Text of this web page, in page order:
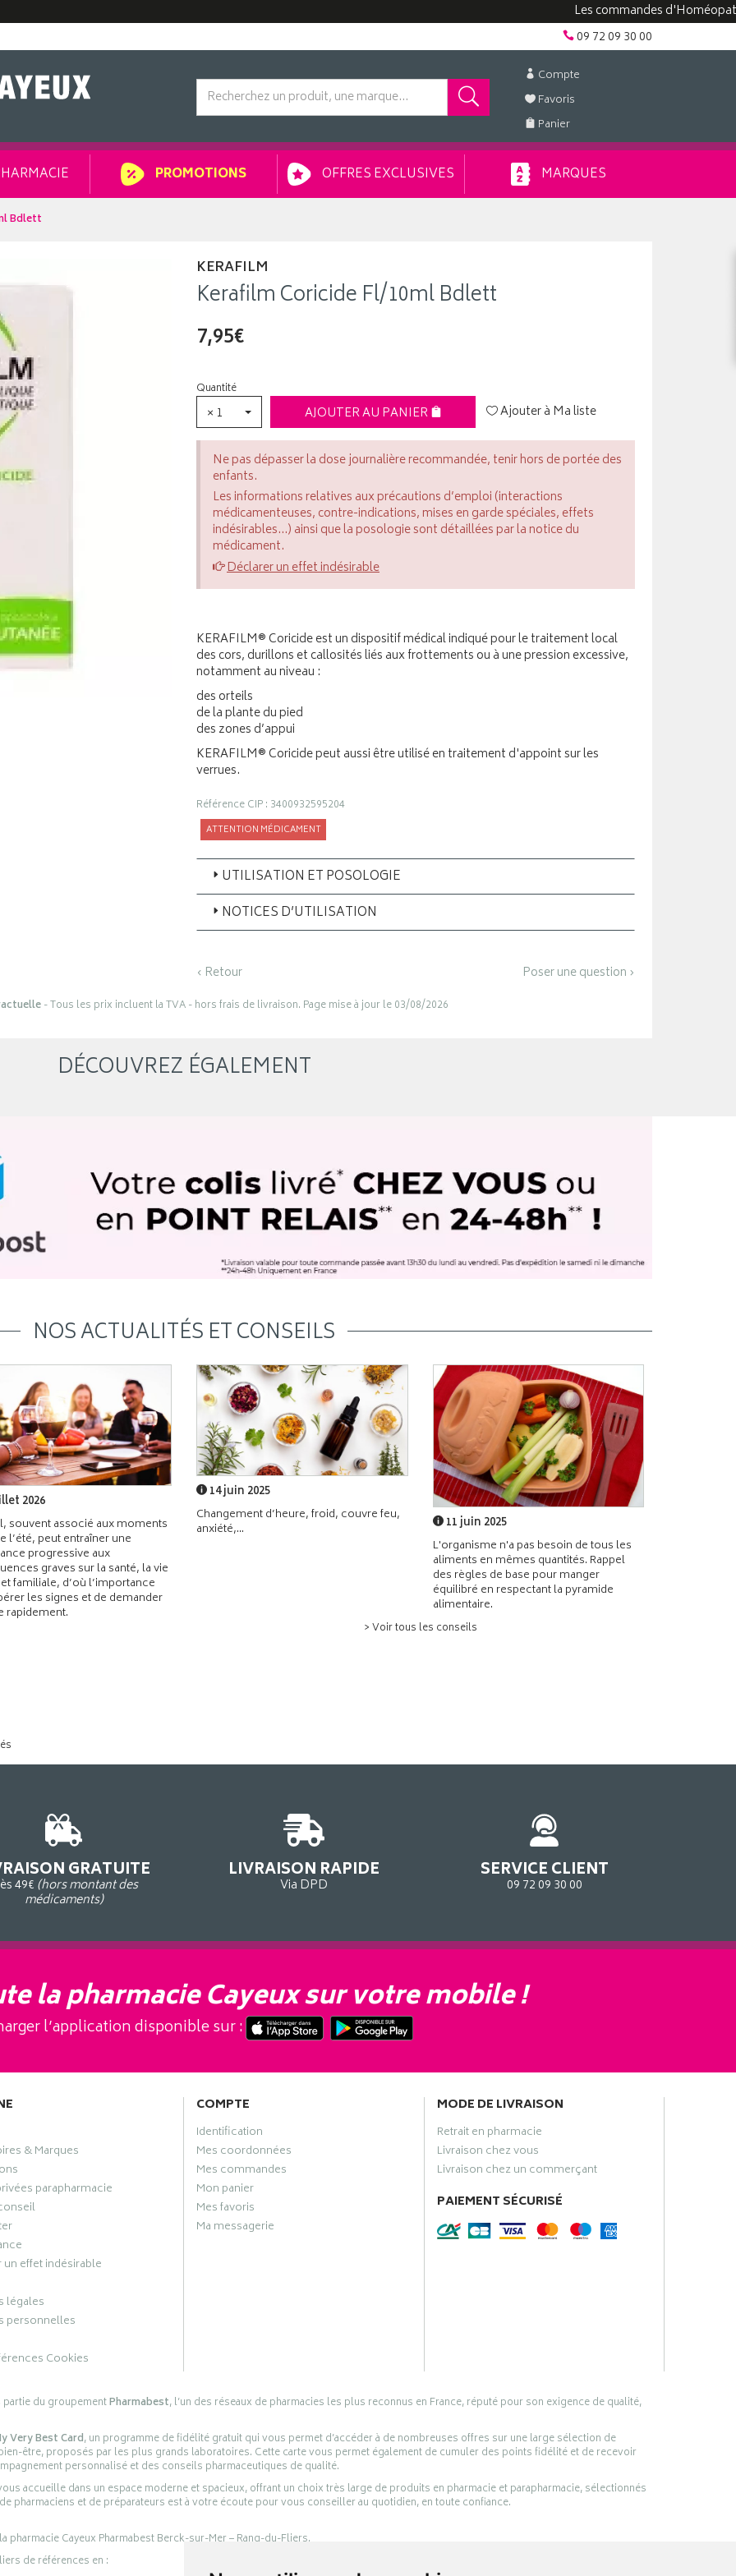
Les commandes d'Homéopathie
09 72 09 30 00
Compte
Favoris
Panier
PROMOTIONS OFFRES EXCLUSIVES MARQUES
Bdlett
KERAFILM
Kerafilm Coricide Fl/10ml Bdlett
7,95€
Quantité
× 1 AJOUTER AU PANIER Ajouter à Ma liste
Ne pas dépasser la dose journalière recommandée, tenir hors de portée des
enfants.
Les informations relatives aux précautions d’emploi (interactions
médicamenteuses, contre-indications, mises en garde spéciales, effets
indésirables...) ainsi que la posologie sont détaillées par la notice du
médicament.
Déclarer un effet indésirable
KERAFILM® Coricide est un dispositif médical indiqué pour le traitement local
des cors, durillons et callosités liés aux frottements ou à une pression excessive,
notamment au niveau :
des orteils
de la plante du pied
des zones d’appui
KERAFILM® Coricide peut aussi être utilisé en traitement d'appoint sur les
verrues.
Référence CIP : 3400932595204
ATTENTION MÉDICAMENT
UTILISATION ET POSOLOGIE
NOTICES D’UTILISATION
‹ Retour Poser une question ›
- Tous les prix incluent la TVA - hors frais de livraison. Page mise à jour le 03/08/2026
DÉCOUVREZ ÉGALEMENT
NOS ACTUALITÉS ET CONSEILS
2026
souvent associé aux moments
l’été, peut entraîner une
progressive aux
graves sur la santé, la vie
familiale, d’où l’importance
les signes et de demander
rapidement.
14 juin 2025
Changement d’heure, froid, couvre feu,
anxiété,...
11 juin 2025
L'organisme n'a pas besoin de tous les
aliments en mêmes quantités. Rappel
des règles de base pour manger
équilibré en respectant la pyramide
alimentaire.
> Voir tous les conseils
GRATUITE
49€(hors montant des
médicaments)
LIVRAISON RAPIDE
Via DPD
SERVICE CLIENT
09 72 09 30 00
la pharmacie Cayeux sur votre mobile !
l’application disponible sur :
& Marques
parapharmacie
effet indésirable
légales
personnelles
Cookies
COMPTE
Identification
Mes coordonnées
Mes commandes
Mon panier
Mes favoris
Ma messagerie
MODE DE LIVRAISON
Retrait en pharmacie
Livraison chez vous
Livraison chez un commerçant
PAIEMENT SÉCURISÉ
du groupementPharmabest, l’un des réseaux de pharmacies les plus reconnus en France, réputé pour son exigence de qualité,
Very Best Card, un programme de fidélité gratuit qui vous permet d’accéder à de nombreuses offres sur une large sélection de
être, proposés par les plus grands laboratoires. Cette carte vous permet également de cumuler des points fidélité et de recevoir
personnalisé et des conseils pharmaceutiques de qualité.
accueille dans un espace moderne et spacieux, offrant un choix très large de produits en pharmacie et parapharmacie, sélectionnés
pharmaciens et de préparateurs est à votre écoute pour vous conseiller au quotidien, en toute confiance.
Cayeux Pharmabest Berck-sur-Mer – Rang-du-Fliers.
de références en :